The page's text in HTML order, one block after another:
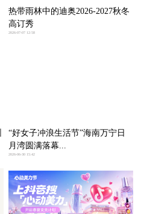
热带雨林中的迪奥2026-2027秋冬
高订秀
2026-07-07 12:58
“好女子冲浪生活节”海南万宁日
月湾圆满落幕...
2026-06-30 15:42